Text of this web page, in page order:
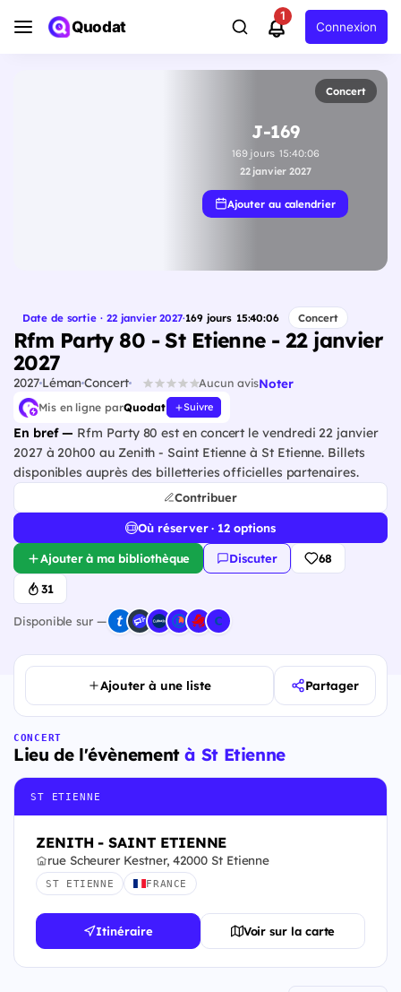
Quodat
1
Connexion
Concert
J-169
169jours 15:40:05
22 janvier 2027
Ajouter au calendrier
Date de sortie · 22 janvier 2027·169jours 15:40:05 Concert
Rfm Party 80 - St Etienne - 22 janvier
2027
2027LémanConcert Aucun avisNoter
Mis en ligne parQuodat Suivre
En bref — Rfm Party 80 est en concert le vendredi 22 janvier
2027 à 20h00 au Zenith - Saint Etienne à St Etienne. Billets
disponibles auprès des billetteries officielles partenaires.
Contribuer
Où réserver · 12 options
Ajouter à ma bibliothèque Discuter 68
31
Disponible sur —
Ajouter à une liste Partager
CONCERT
Lieu de l'évènementà St Etienne
ST ETIENNE
ZENITH - SAINT ETIENNE
rue Scheurer Kestner, 42000 St Etienne
ST ETIENNE FRANCE
Itinéraire Voir sur la carte